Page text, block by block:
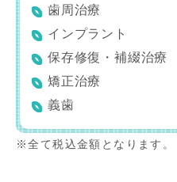
歯周治療
インプラント
保存修復・補綴治療
矯正治療
義歯
※全て税込金額となります。